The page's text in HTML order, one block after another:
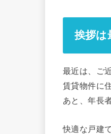
挨拶は
最近は、ご
賃貸物件に
あと、年長
快適な戸建